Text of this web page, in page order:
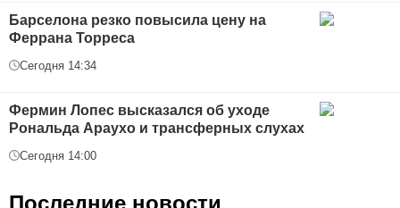
Барселона резко повысила цену на
Феррана Торреса
Сегодня 14:34
Фермин Лопес высказался об уходе
Рональда Араухо и трансферных слухах
Сегодня 14:00
Последние новости